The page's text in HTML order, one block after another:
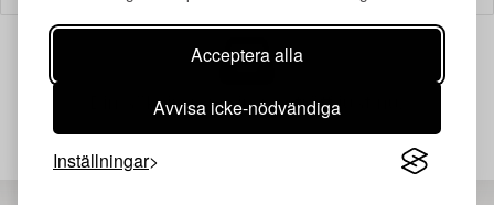
Acceptera alla
Avvisa icke-nödvändiga
Inställningar
Din sökning gav ingen träff just nu.